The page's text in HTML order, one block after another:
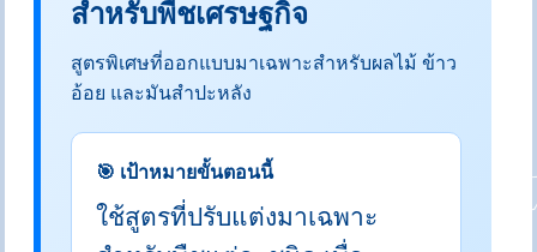
สำหรับพืชเศรษฐกิจ
สูตรพิเศษที่ออกแบบมาเฉพาะสำหรับผลไม้ ข้าว
อ้อย และมันสำปะหลัง
🎯 เป้าหมายขั้นตอนนี้
ใช้สูตรที่ปรับแต่งมาเฉพาะ